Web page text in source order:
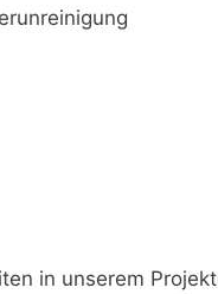
in unserem